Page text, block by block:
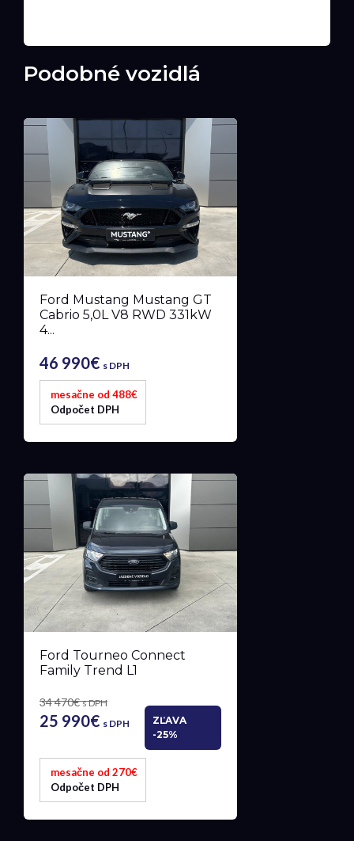
Podobné vozidlá
Ford Mustang Mustang GT
Cabrio 5,0L V8 RWD 331kW
4...
46 990€ s DPH
mesačne od 488€
Odpočet DPH
Ford Tourneo Connect
Family Trend L1
34 470€s DPH
25 990€ s DPH
ZĽAVA
-25%
mesačne od 270€
Odpočet DPH